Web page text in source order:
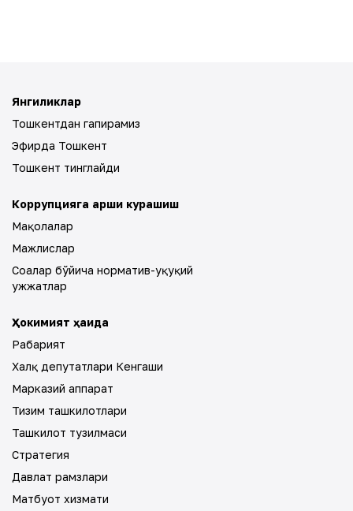
Янгиликлар
Тошкентдан гапирамиз
Эфирда Тошкент
Тошкент тинглайди
Коррупцияга қарши курашиш
Мақолалар
Мажлислар
Соҳалар бўйича норматив-ҳуқуқий
ҳужжатлар
Ҳокимият ҳақида
Раҳбарият
Халқ депутатлари Кенгаши
Марказий аппарат
Тизим ташкилотлари
Ташкилот тузилмаси
Стратегия
Давлат рамзлари
Матбуот хизмати